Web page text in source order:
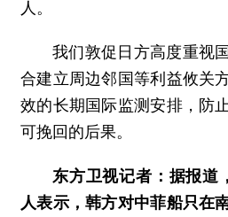
人。
我们敦促日方高度重视
合建立周边邻国等利益攸关
效的长期国际监测安排，防
可挽回的后果。
东方卫视记者：据报道
人表示，韩方对中菲船只在